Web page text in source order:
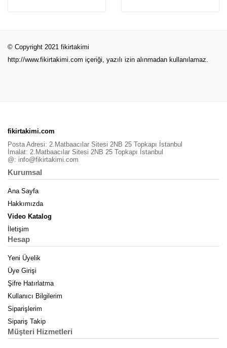
© Copyright 2021 fikirtakimi
http://www.fikirtakimi.com içeriği, yazılı izin alınmadan kullanılamaz.
fikirtakimi.com
Posta Adresi: 2.Matbaacılar Sitesi 2NB 25 Topkapı İstanbul
İmalat: 2.Matbaacılar Sitesi 2NB 25 Topkapı İstanbul
@: info@fikirtakimi.com
Kurumsal
Ana Sayfa
Hakkımızda
Video Katalog
İletişim
Hesap
Yeni Üyelik
Üye Girişi
Şifre Hatırlatma
Kullanıcı Bilgilerim
Siparişlerim
Sipariş Takip
Müşteri Hizmetleri